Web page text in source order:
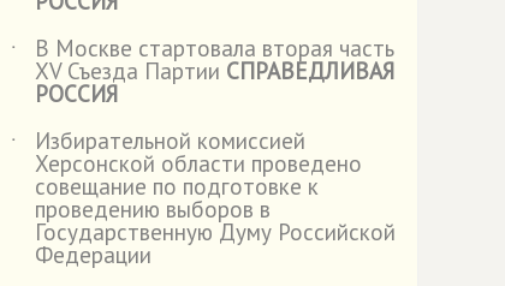
˙
В Москве стартовала вторая часть
XV Съезда Партии СПРАВЕДЛИВАЯ
РОССИЯ
˙
Избирательной комиссией
Херсонской области проведено
совещание по подготовке к
проведению выборов в
Государственную Думу Российской
Федерации